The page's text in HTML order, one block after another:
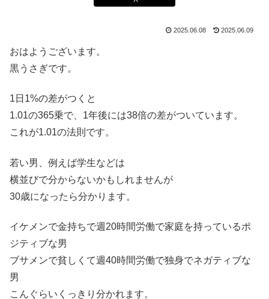
2025.06.08 2025.06.09
おはようございます。
黒うさぎです。
1日1%の差がつくと
1.01の365乗で、1年後には38倍の差がついています。
これが1.01の法則です。
若い男、例えば学生などは
横並びで分からないかもしれませんが
30歳になったら分かります。
イケメンで金持ちで週20時間労働で家庭を持っているポ
ジティブな男
ブサメンで貧しくて週40時間労働で独身でネガティブな
男
こんぐらいくっきり分かれます。